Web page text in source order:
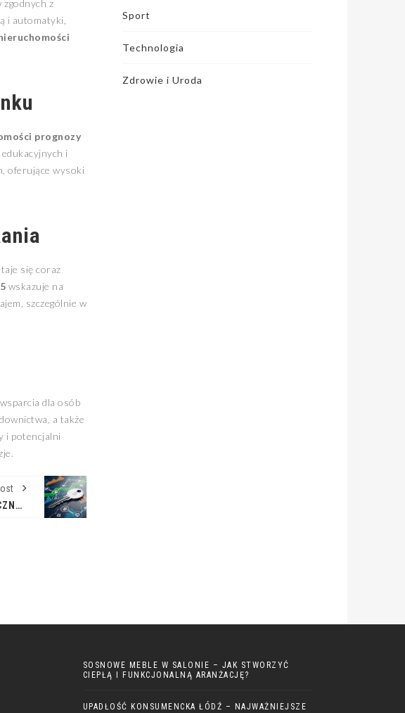
z
i automatyki,
prognozy
i
oferujące wysoki
się coraz
wskazuje na
szczególnie w
dla osób
a także
i potencjalni
SALESMANAGO: KLUCZ DO SKUTECZNEGO MARKETINGU AUTOMATYCZNEGO
Sport
Technologia
Zdrowie i Uroda
SOSNOWE MEBLE W SALONIE – JAK STWORZYĆ
CIEPŁĄ I FUNKCJONALNĄ ARANŻACJĘ?
UPADŁOŚĆ KONSUMENCKA ŁÓDŹ – NAJWAŻNIEJSZE